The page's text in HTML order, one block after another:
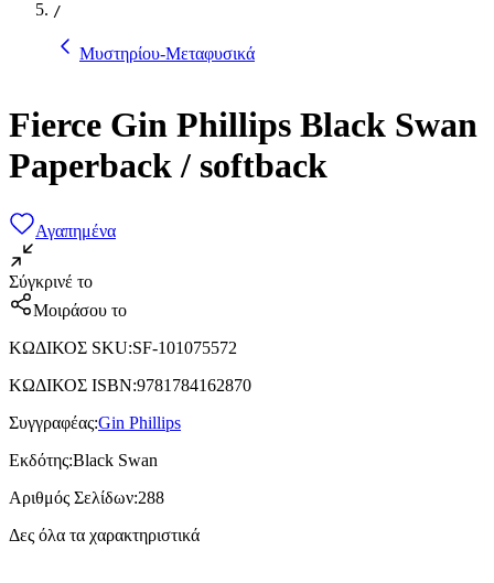
/
Μυστηρίου-Μεταφυσικά
Fierce Gin Phillips Black Swan
Paperback / softback
Αγαπημένα
Σύγκρινέ το
Μοιράσου το
ΚΩΔΙΚΟΣ SKU:SF-101075572
ΚΩΔΙΚΟΣ ISBN:9781784162870
Συγγραφέας:Gin Phillips
Εκδότης:Black Swan
Αριθμός Σελίδων:288
Δες όλα τα χαρακτηριστικά